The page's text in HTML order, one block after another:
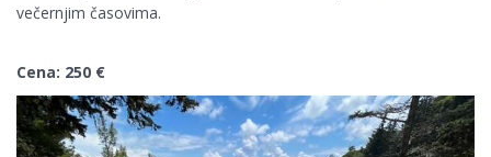
večernjim časovima.
Cena: 250 €